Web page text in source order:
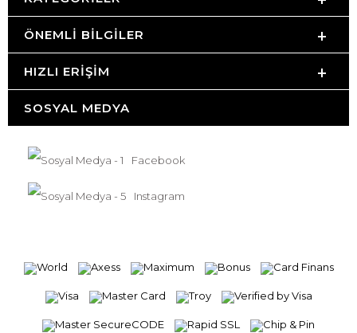
ÖNEMLI BILGILER
HIZLI ERIŞIM
SOSYAL MEDYA
Facebook
Instagram